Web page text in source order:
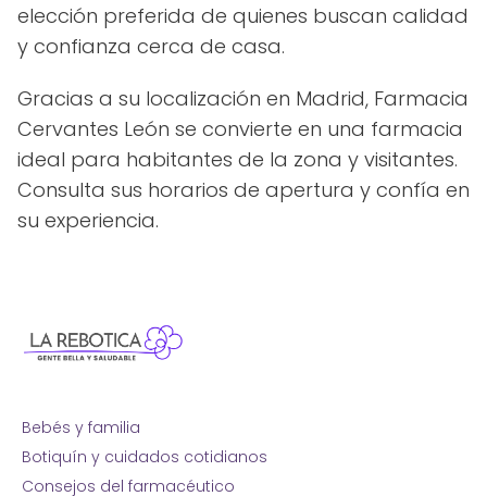
elección preferida de quienes buscan calidad
y confianza cerca de casa.
Gracias a su localización en Madrid, Farmacia
Cervantes León se convierte en una farmacia
ideal para habitantes de la zona y visitantes.
Consulta sus horarios de apertura y confía en
su experiencia.
Bebés y familia
Botiquín y cuidados cotidianos
Consejos del farmacéutico